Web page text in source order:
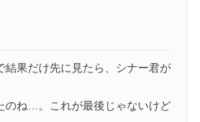
結果だけ先に見たら、シナー君が
のね…。これが最後じゃないけど